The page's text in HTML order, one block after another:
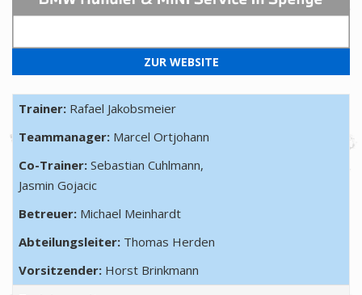
ZUR WEBSITE
Trainer: Rafael Jakobsmeier
Teammanager: Marcel Ortjohann
Co-Trainer: Sebastian Cuhlmann,
Jasmin Gojacic
Betreuer: Michael Meinhardt
Abteilungsleiter: Thomas Herden
Vorsitzender: Horst Brinkmann